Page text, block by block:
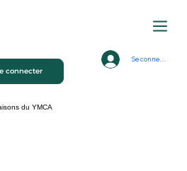
Se connecter
connecter